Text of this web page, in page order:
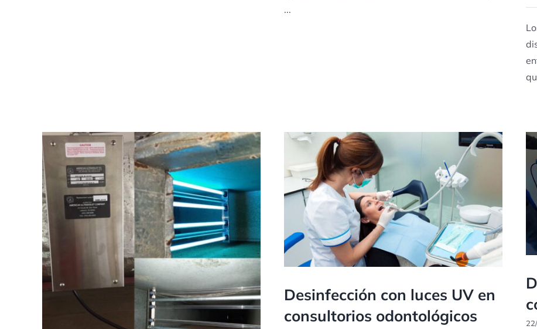
...
Desinfección con luces UV en
consultorios odontológicos